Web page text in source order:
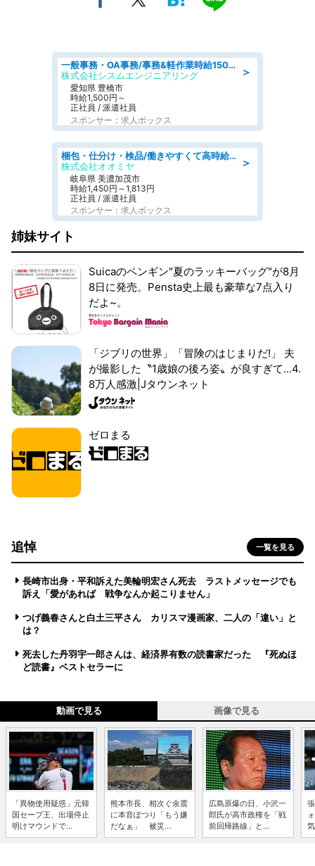
＞
一般事務・OA事務/事務&軽作業時給1500円土日祝休み各種社保完備
株式会社シスムエンジニアリング
愛知県 豊橋市
時給1,500円～
正社員 / 派遣社員
スポンサー：求人ボックス
＞
梱包・仕分け・検品/働きやすくて高時給の仕分け作業長期休暇充実/残業なし
株式会社オオミヤ
岐阜県 美濃加茂市
時給1,450円～1,813円
正社員 / 派遣社員
スポンサー：求人ボックス
姉妹サイト
Suicaのペンギン"夏のラッキーバッグ"が8月
8日に発売。Pensta史上最も豪華な7点入り
だよ~。
「ジブリの世界」「冒険のはじまりだ!」 夫
が撮影した〝1歳娘の後ろ姿〟が良すぎて...4.
8万人感激|Jタウンネット
ゼロまる
追悼 一覧を見る
長崎市出身・平和訴えた美輪明宏さん死去 ラストメッセージでも
訴え「愛があれば 戦争なんか起こりません」
つげ義春さんと白土三平さん カリスマ漫画家、二人の「違い」と
は？
死去した丹羽宇一郎さんは、経済界有数の読書家だった 『死ぬほ
ど読書』ベストセラーに
動画で見る 画像で見る
「異物使用疑惑」元韓
国セーブ王、出場停止
明けマウンドで...
熊本市長、相次ぐ余震
に本音ぽつり「もう嫌
だなぁ」 被災...
広島原爆の日、小沢一
郎氏が高市政権を「戦
前回帰路線」と...